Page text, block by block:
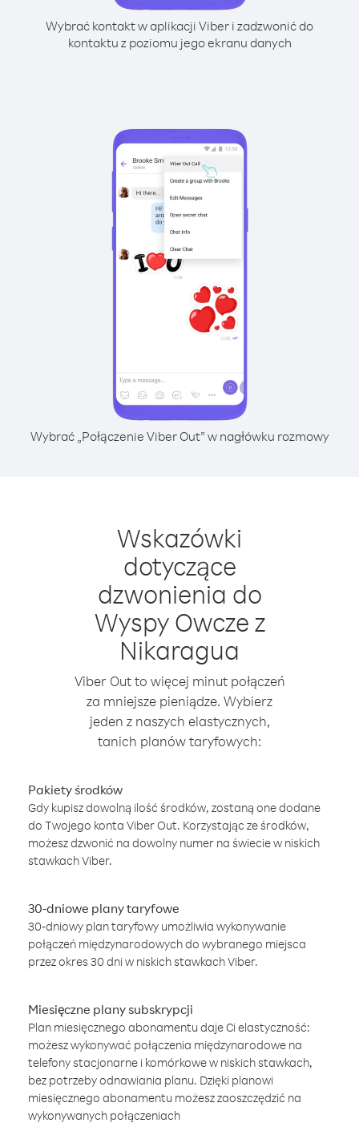
Wybrać kontakt w aplikacji Viber i zadzwonić do
kontaktu z poziomu jego ekranu danych
Wybrać „Połączenie Viber Out” w nagłówku rozmowy
Wskazówki
dotyczące
dzwonienia do
Wyspy Owcze z
Nikaragua
Viber Out to więcej minut połączeń
za mniejsze pieniądze. Wybierz
jeden z naszych elastycznych,
tanich planów taryfowych:
Pakiety środków
Gdy kupisz dowolną ilość środków, zostaną one dodane
do Twojego konta Viber Out. Korzystając ze środków,
możesz dzwonić na dowolny numer na świecie w niskich
stawkach Viber.
30-dniowe plany taryfowe
30-dniowy plan taryfowy umożliwia wykonywanie
połączeń międzynarodowych do wybranego miejsca
przez okres 30 dni w niskich stawkach Viber.
Miesięczne plany subskrypcji
Plan miesięcznego abonamentu daje Ci elastyczność:
możesz wykonywać połączenia międzynarodowe na
telefony stacjonarne i komórkowe w niskich stawkach,
bez potrzeby odnawiania planu. Dzięki planowi
miesięcznego abonamentu możesz zaoszczędzić na
wykonywanych połączeniach